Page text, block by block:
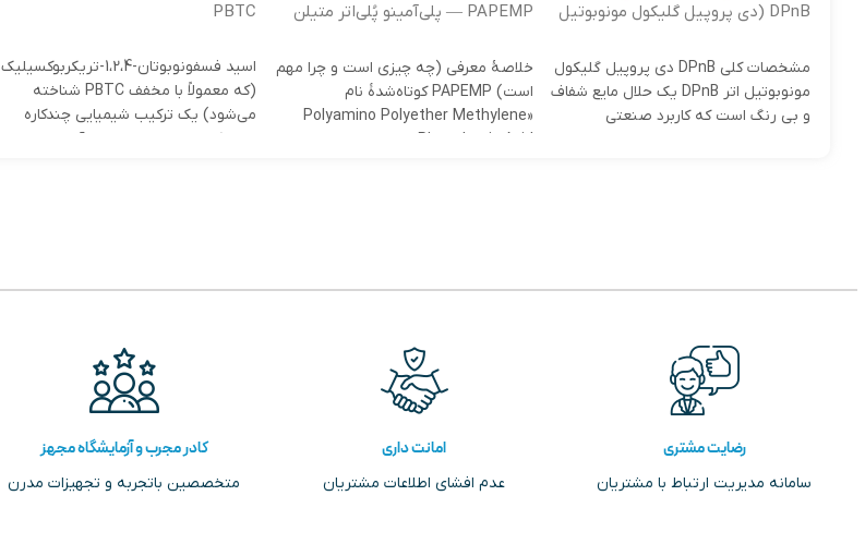
DPnB (دی پروپیل گلیکول مونوبوتیل
مشخصات کلی DPnB دی پروپیل گلیکول
مونوبوتیل اتر DPnB یک حلال مایع شفاف
و بی رنگ است که کاربرد صنعتی
PAPEMP — پلی‌آمینو پُلی‌اتر متیلن
خلاصۀ معرفی (چه چیزی است و چرا مهم
است) PAPEMP کوتاه‌شدهٔ نام
«Polyamino Polyether Methylene
Phosphonic Acid» است — یک
PBTC
اسید فسفونوبوتان-1،2،4-تریکربوکسیلیک
(که معمولاً با مخفف PBTC شناخته
می‌شود) یک ترکیب شیمیایی چندکاره
است که در صنعت تصفیه آب، حفاظت
رضایت مشتری
سامانه مدیریت ارتباط با مشتریان
امانت داری
عدم افشای اطلاعات مشتریان
کادر مجرب و آزمایشگاه مجهز
متخصصین باتجربه و تجهیزات مدرن